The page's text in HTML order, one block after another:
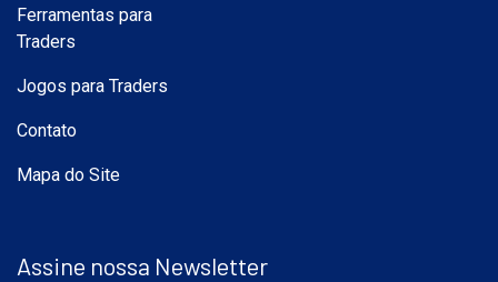
Ferramentas para
Traders
Jogos para Traders
Contato
Mapa do Site
Assine nossa Newsletter